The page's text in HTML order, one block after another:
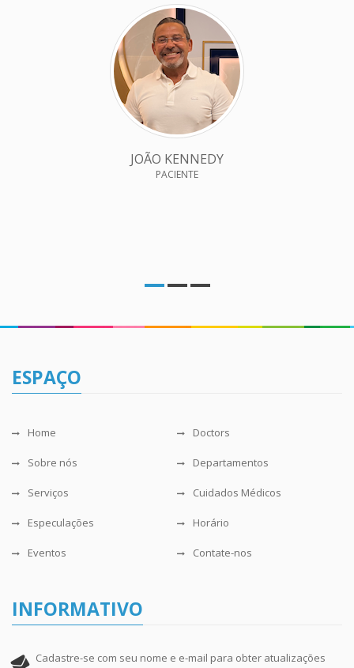
JOÃO KENNEDY
PACIENTE
ESPAÇO
Home Doctors
Sobre nós Departamentos
Serviços Cuidados Médicos
Especulações Horário
Eventos Contate-nos
INFORMATIVO
Cadastre-se com seu nome e e-mail para obter atualizações